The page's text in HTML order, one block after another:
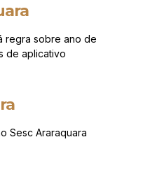
regra sobre ano de
de aplicativo
Sesc Araraquara